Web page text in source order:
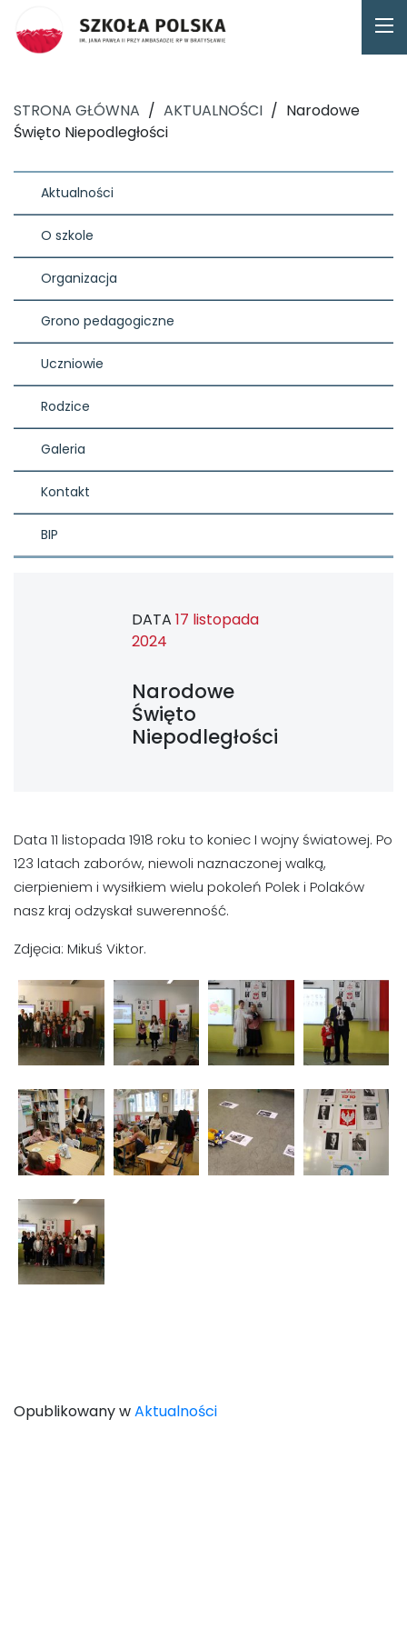
STRONA GŁÓWNA / AKTUALNOŚCI / Narodowe
Święto Niepodległości
Aktualności
O szkole
Organizacja
Grono pedagogiczne
Uczniowie
Rodzice
Galeria
Kontakt
BIP
DATA 17 listopada
2024
Narodowe
Święto
Niepodległości
Data 11 listopada 1918 roku to koniec I wojny światowej. Po
123 latach zaborów, niewoli naznaczonej walką,
cierpieniem i wysiłkiem wielu pokoleń Polek i Polaków
nasz kraj odzyskał suwerenność.
Zdjęcia: Mikuś Viktor.
Opublikowany wAktualności